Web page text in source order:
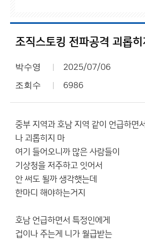
조직스토킹 전파공격 괴롭
박수영 2025/07/06
조회수 6986
중부 지역과 호남 지역 같이 언급하면서
나 괴롭히지 마
여기 들어오니까 많은 사람들이
기상청을 저주하고 잇어서
안 써도 될까 생각햇는데
한마디 해야하는거지
호남 언급하면서 특정인에게
겁이나 주는게 니가 월급받는